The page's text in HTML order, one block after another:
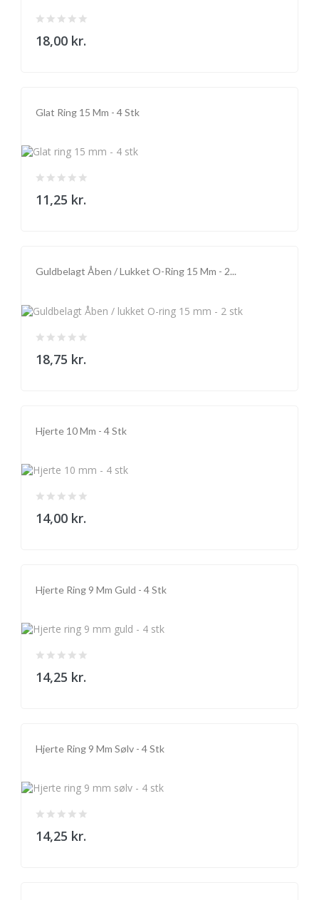
18,00 kr.
Glat Ring 15 Mm - 4 Stk
11,25 kr.
Guldbelagt Åben / Lukket O-Ring 15 Mm - 2...
18,75 kr.
Hjerte 10 Mm - 4 Stk
14,00 kr.
Hjerte Ring 9 Mm Guld - 4 Stk
14,25 kr.
Hjerte Ring 9 Mm Sølv - 4 Stk
14,25 kr.